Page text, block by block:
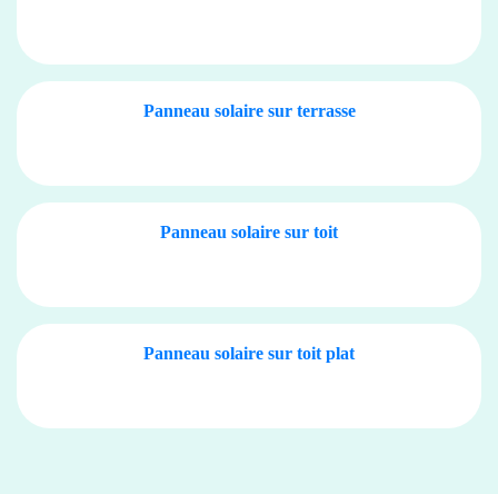
Panneau solaire sur terrasse
Panneau solaire sur toit
Panneau solaire sur toit plat